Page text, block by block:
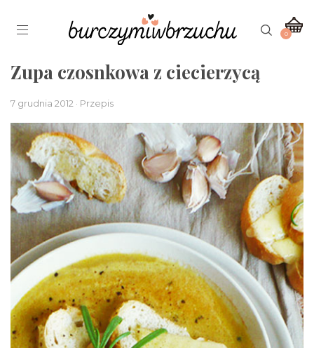
0
Zupa czosnkowa z ciecierzycą
7 grudnia 2012 · Przepis